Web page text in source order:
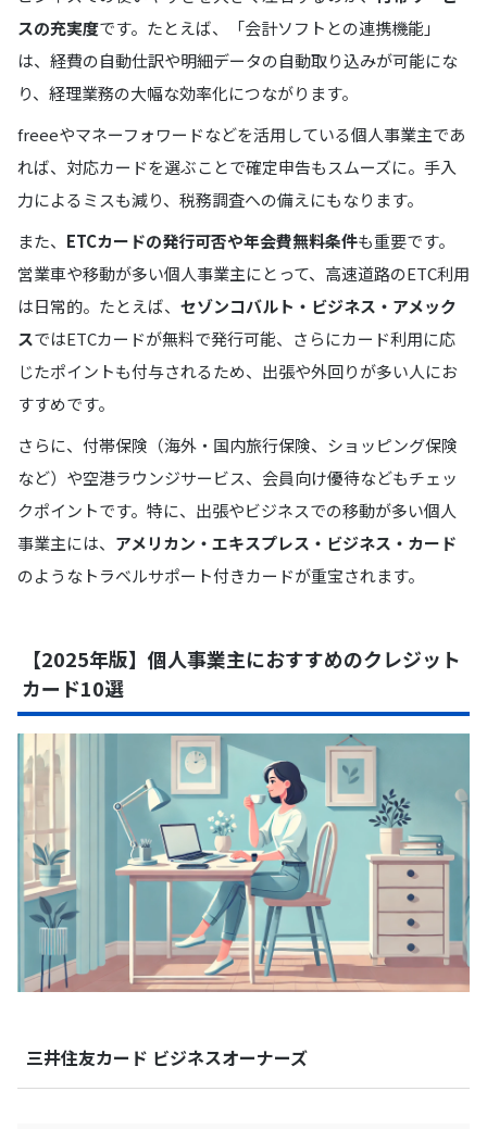
スの充実度です。たとえば、「会計ソフトとの連携機能」
は、経費の自動仕訳や明細データの自動取り込みが可能にな
り、経理業務の大幅な効率化につながります。
freeeやマネーフォワードなどを活用している個人事業主であ
れば、対応カードを選ぶことで確定申告もスムーズに。手入
力によるミスも減り、税務調査への備えにもなります。
また、 ETCカードの発行可否や年会費無料条件も重要です。
営業車や移動が多い個人事業主にとって、高速道路のETC利用
は日常的。たとえば、 セゾンコバルト・ビジネス・アメック
スではETCカードが無料で発行可能、さらにカード利用に応
じたポイントも付与されるため、出張や外回りが多い人にお
すすめです。
さらに、付帯保険（海外・国内旅行保険、ショッピング保険
など）や空港ラウンジサービス、会員向け優待などもチェッ
クポイントです。特に、出張やビジネスでの移動が多い個人
事業主には、 アメリカン・エキスプレス・ビジネス・カード
のようなトラベルサポート付きカードが重宝されます。
【2025年版】個人事業主におすすめのクレジット
カード10選
三井住友カード ビジネスオーナーズ